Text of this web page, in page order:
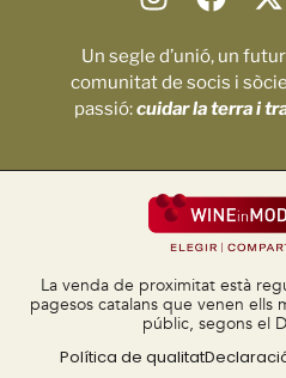
Un segle d’unió, un
comunitat de socis i
passió:cuidar la terra i
La venda de proximitat està
pagesos catalans que venen ells
públic, segons el
Política de qualitat